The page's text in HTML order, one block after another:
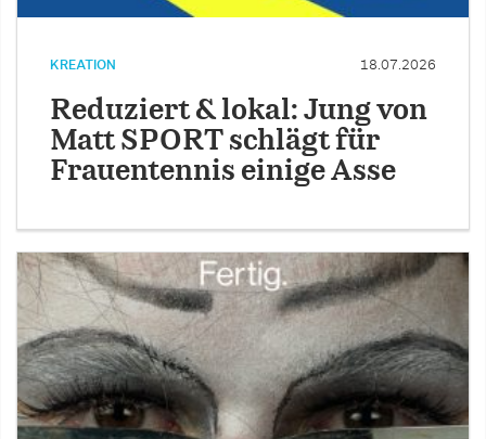
KREATION 18.07.2026
Reduziert & lokal: Jung von
Matt SPORT schlägt für
Frauentennis einige Asse